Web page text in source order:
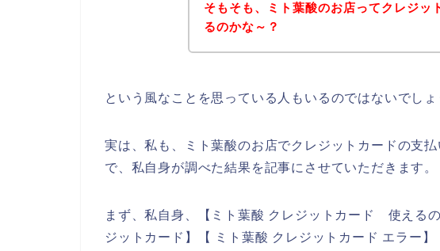
そもそも、ミト葉酸のお店ってクレジッ
るのかな～？
という風なことを思っている人もいるのではないでしょ
実は、私も、ミト葉酸のお店でクレジットカードの支
で、私自身が調べた結果を記事にさせていただきます。
まず、私自身、【ミト葉酸 クレジットカード 使える
ジットカード】【 ミト葉酸 クレジットカード エラー